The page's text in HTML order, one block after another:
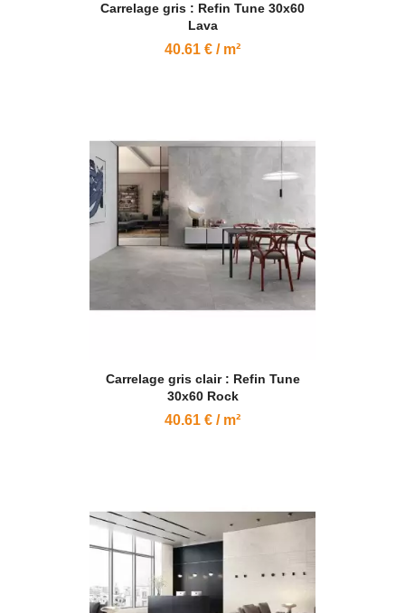
Carrelage gris : Refin Tune 30x60
Lava
40.61 € / m²
Carrelage gris clair : Refin Tune
30x60 Rock
40.61 € / m²